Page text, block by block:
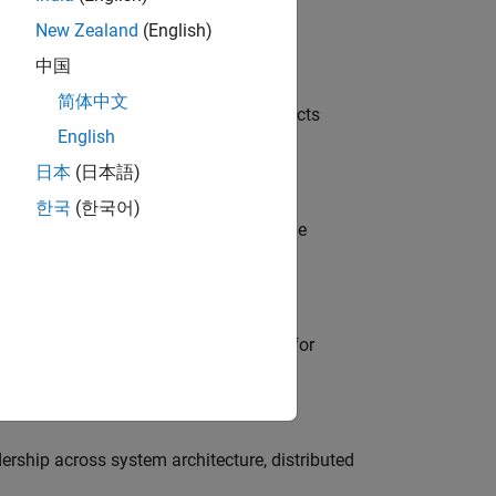
of our Model-Based Design products
based design (MBD) to shape the
primary technical point of contact for
across system architecture, distributed
New Zealand (English)
中国
简体中文
English
日本 (日本語)
한국 (한국어)